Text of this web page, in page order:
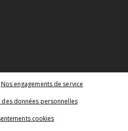
Nos engagements de service
données personnelles
cookies